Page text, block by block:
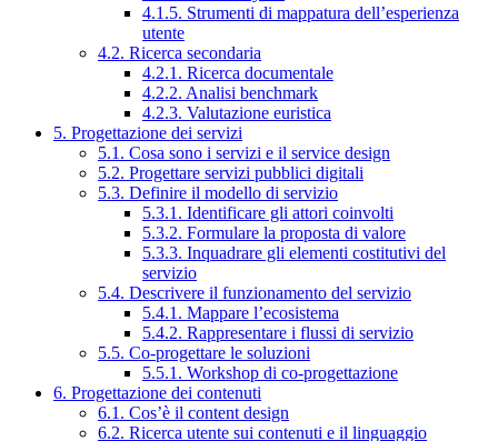
4.1.5. Strumenti di mappatura dell’esperienza
utente
4.2. Ricerca secondaria
4.2.1. Ricerca documentale
4.2.2. Analisi benchmark
4.2.3. Valutazione euristica
5. Progettazione dei servizi
5.1. Cosa sono i servizi e il service design
5.2. Progettare servizi pubblici digitali
5.3. Definire il modello di servizio
5.3.1. Identificare gli attori coinvolti
5.3.2. Formulare la proposta di valore
5.3.3. Inquadrare gli elementi costitutivi del
servizio
5.4. Descrivere il funzionamento del servizio
5.4.1. Mappare l’ecosistema
5.4.2. Rappresentare i flussi di servizio
5.5. Co-progettare le soluzioni
5.5.1. Workshop di co-progettazione
6. Progettazione dei contenuti
6.1. Cos’è il content design
6.2. Ricerca utente sui contenuti e il linguaggio